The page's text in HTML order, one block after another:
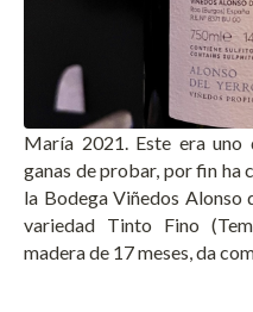
María 2021. Este era uno
ganas de probar, por fin ha
la Bodega Viñedos Alonso
variedad Tinto Fino
madera de 17 meses, da